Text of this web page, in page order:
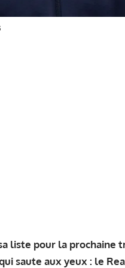
liste pour la
saute aux yeux : le